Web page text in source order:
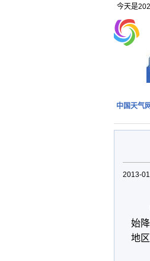
今天是
中国天气网
2013-
始
地